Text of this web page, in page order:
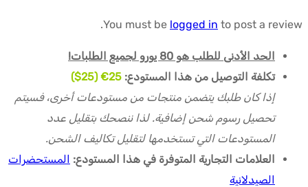
You must be logged in to post a review.
الحد الأدنى للطلب هو 80 يورو لجميع الطلبات!
تكلفة التوصيل من هذا المستودع: 25€ (25$)
إذا كان طلبك يتضمن منتجات من مستودعات أخرى، فسيتم
تحصيل رسوم شحن إضافية. لذا ننصحك بتقليل عدد
المستودعات التي تستخدمها لتقليل تكاليف الشحن.
العلامات التجارية المتوفرة في هذا المستودع: المستحضرات
الصيدلانية